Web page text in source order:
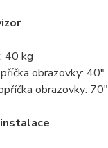
40 kg
obrazovky: 40"
obrazovky: 70"